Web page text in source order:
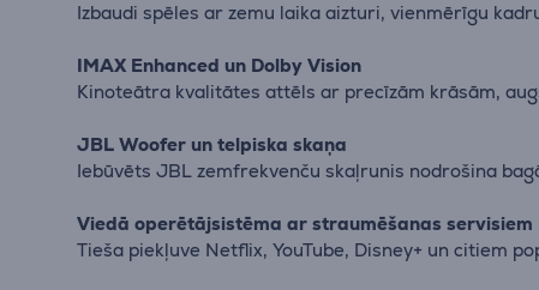
Izbaudi spēles ar zemu laika aizturi, vienmērīgu
IMAX Enhanced un Dolby Vision
Kinoteātra kvalitātes attēls ar precīzām krāsām,
JBL Woofer un telpiska skaņa
Iebūvēts JBL zemfrekvenču skaļrunis nodrošina
Viedā operētājsistēma ar straumēšanas servisiem
Tieša piekļuve Netflix, YouTube, Disney+ un citiem